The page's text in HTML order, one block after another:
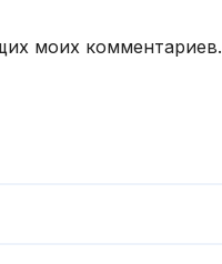
моих комментариев.